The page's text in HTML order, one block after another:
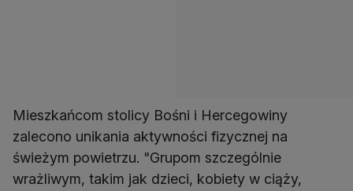
Mieszkańcom stolicy Bośni i Hercegowiny
zalecono unikania aktywności fizycznej na
świeżym powietrzu. "Grupom szczególnie
wrażliwym, takim jak dzieci, kobiety w ciąży,